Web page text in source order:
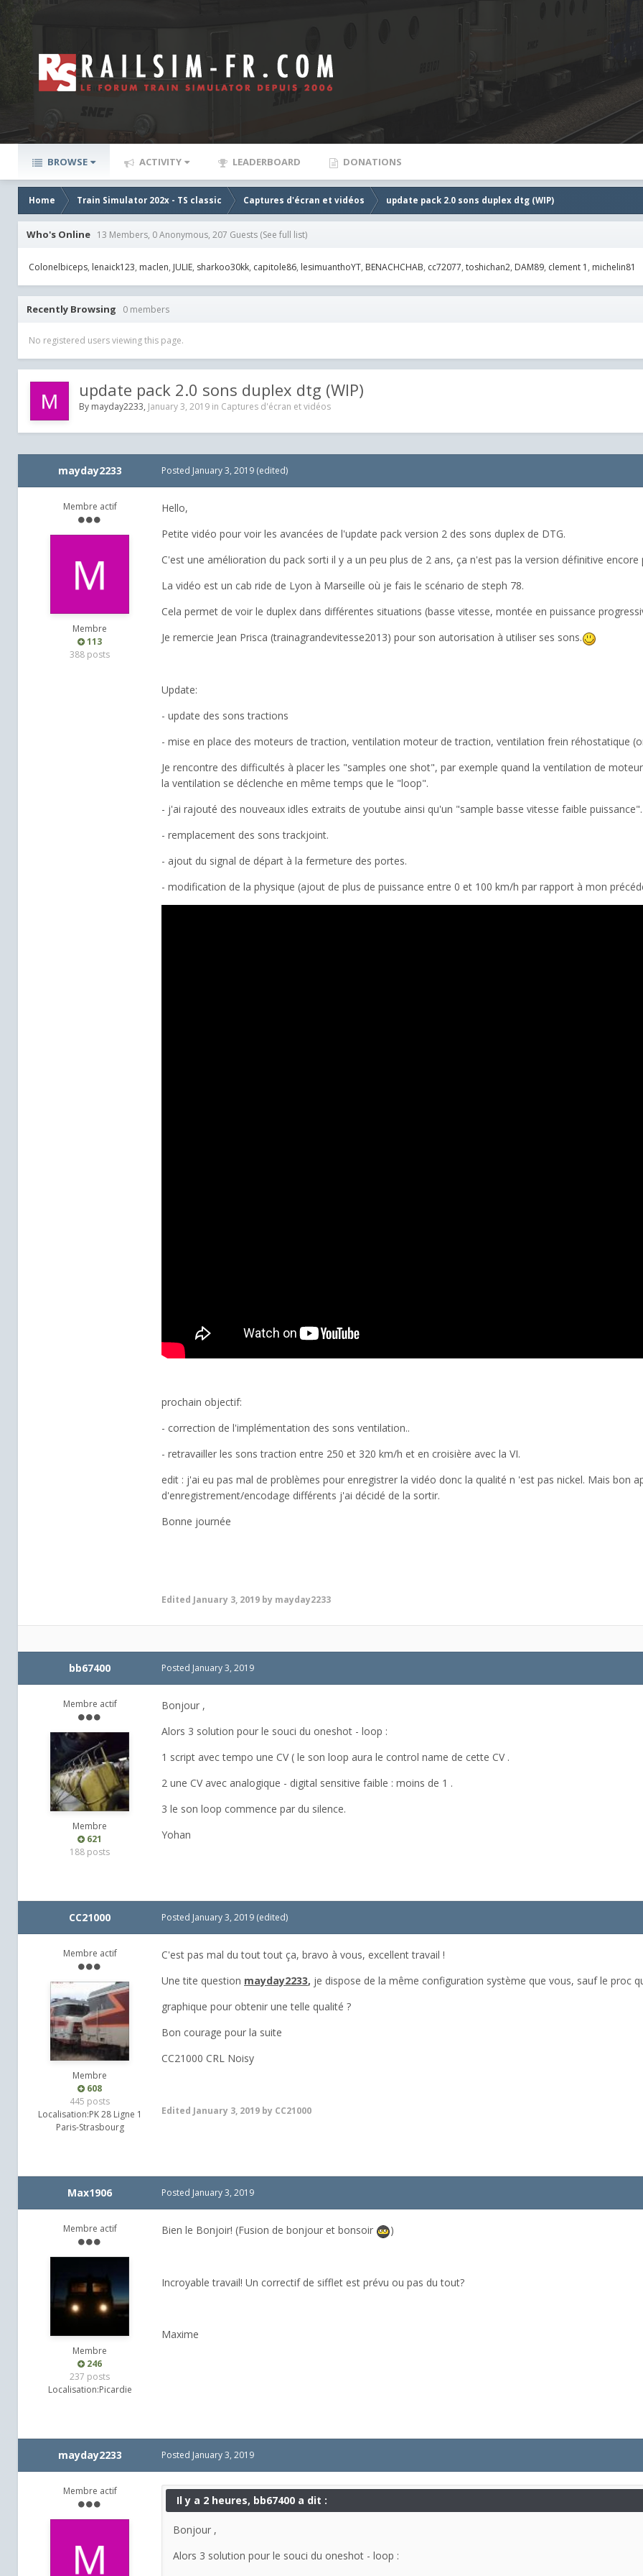
BROWSE ACTIVITY LEADERBOARD DONATIONS
Home Train Simulator 202x - TS classic Captures d'écran et vidéos update pack 2.0 sons duplex dtg (WIP)
Who's Online 13 Members, 0 Anonymous, 207 Guests (See full list)
Colonelbiceps lenaick123 maclen JULIE sharkoo30kk capitole86 lesimuanthoYT BENACHCHAB cc72077 toshichan2 DAM89 clement 1 michelin81
Recently Browsing 0 members
No registered users viewing this page.
update pack 2.0 sons duplex dtg (WIP)
By mayday2233, January 3, 2019 in Captures d'écran et vidéos
mayday2233
Membre actif
Membre
113
388 posts
Posted January 3, 2019 (edited)
Hello,
Petite vidéo pour voir les avancées de l'update pack version 2 des sons duplex de DTG.
C'est une amélioration du pack sorti il y a un peu plus de 2 ans, ça n'est pas la version définitive
La vidéo est un cab ride de Lyon à Marseille où je fais le scénario de steph 78.
Cela permet de voir le duplex dans différentes situations (basse vitesse, montée en puissance
Je remercie Jean Prisca (trainagrandevitesse2013) pour son autorisation à utiliser ses sons.
Update:
- update des sons tractions
- mise en place des moteurs de traction, ventilation moteur de traction, ventilation frein réhostatique
Je rencontre des difficultés à placer les "samples one shot", par exemple quand la ventilation de
la ventilation se déclenche en même temps que le "loop".
- j'ai rajouté des nouveaux idles extraits de youtube ainsi qu'un "sample basse vitesse faible puissance".
- remplacement des sons trackjoint.
- ajout du signal de départ à la fermeture des portes.
- modification de la physique (ajout de plus de puissance entre 0 et 100 km/h par rapport à mon
prochain objectif:
- correction de l'implémentation des sons ventilation..
- retravailler les sons traction entre 250 et 320 km/h et en croisière avec la VI.
edit : j'ai eu pas mal de problèmes pour enregistrer la vidéo donc la qualité n 'est pas nickel. Mais bon
d'enregistrement/encodage différents j'ai décidé de la sortir.
Bonne journée
Edited January 3, 2019 by mayday2233
bb67400
Membre actif
Membre
621
188 posts
Posted January 3, 2019
Bonjour ,
Alors 3 solution pour le souci du oneshot - loop :
1 script avec tempo une CV ( le son loop aura le control name de cette CV .
2 une CV avec analogique - digital sensitive faible : moins de 1 .
3 le son loop commence par du silence.
Yohan
CC21000
Membre actif
Membre
608
445 posts
Localisation:PK 28 Ligne 1
Paris-Strasbourg
Posted January 3, 2019 (edited)
C'est pas mal du tout tout ça, bravo à vous, excellent travail !
Une tite question mayday2233, je dispose de la même configuration système que vous, sauf le proc
graphique pour obtenir une telle qualité ?
Bon courage pour la suite
CC21000 CRL Noisy
Edited January 3, 2019 by CC21000
Max1906
Membre actif
Membre
246
237 posts
Localisation:Picardie
Posted January 3, 2019
Bien le Bonjoir! (Fusion de bonjour et bonsoir )
Incroyable travail! Un correctif de sifflet est prévu ou pas du tout?
Maxime
mayday2233
Membre actif
Posted January 3, 2019
Il y a 2 heures, bb67400 a dit :
Bonjour ,
Alors 3 solution pour le souci du oneshot - loop :